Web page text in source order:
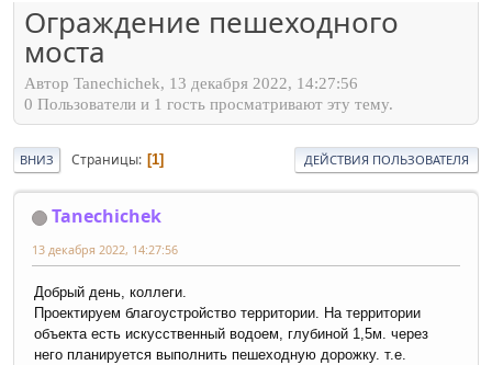
Ограждение пешеходного
моста
Автор Tanechichek, 13 декабря 2022, 14:27:56
0 Пользователи и 1 гость просматривают эту тему.
ВНИЗ Страницы 1 ДЕЙСТВИЯ ПОЛЬЗОВАТЕЛЯ
Tanechichek
13 декабря 2022, 14:27:56
Добрый день, коллеги.
Проектируем благоустройство территории. На территории
объекта есть искусственный водоем, глубиной 1,5м. через
него планируется выполнить пешеходную дорожку. т.е.